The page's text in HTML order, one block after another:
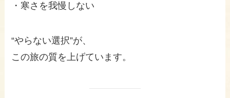
・寒さを我慢しない
“やらない選択”が、
この旅の質を上げています。